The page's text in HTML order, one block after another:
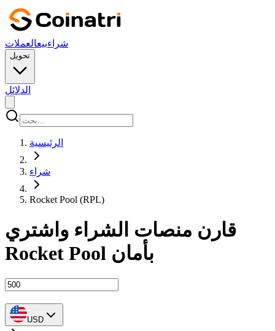
شراءبيعالعملات
تحويل
الدلائل
الرئيسية
شراء
Rocket Pool (RPL)
قارن منصات الشراء واشتري
Rocket Pool بأمان
USD